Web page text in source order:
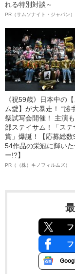
れる特別対談～
PR（サムソナイト・ジャパン）
《祝59歳》日本中の
ム愛】が大暴走！ “勝
祭試写会開催！ 主演
部ステイサム！「ステ
賞」爆誕！【応募総
54作品の栄冠に輝い
ー!?】
PR（（株）キノフィルムズ）